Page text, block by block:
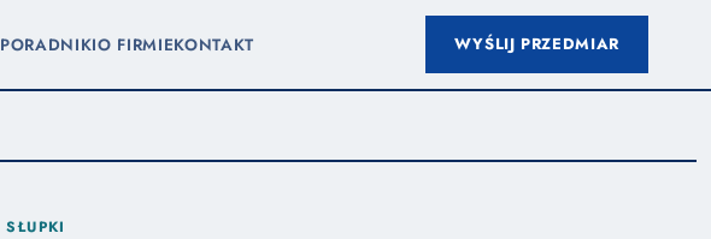
PORADNIKIO FIRMIEKONTAKT WYŚLIJ PRZEDMIAR
SŁUPKI